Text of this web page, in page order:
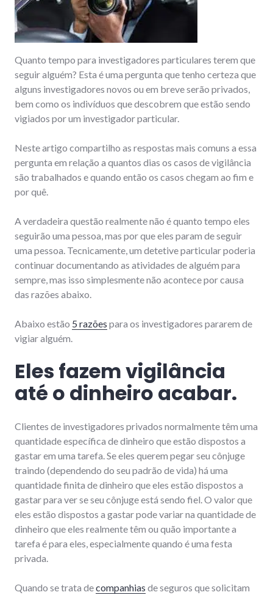
Quanto tempo para investigadores particulares terem que
seguir alguém? Esta é uma pergunta que tenho certeza que
alguns investigadores novos ou em breve serão privados,
bem como os indivíduos que descobrem que estão sendo
vigiados por um investigador particular.
Neste artigo compartilho as respostas mais comuns a essa
pergunta em relação a quantos dias os casos de vigilância
são trabalhados e quando então os casos chegam ao fim e
por quê.
A verdadeira questão realmente não é quanto tempo eles
seguirão uma pessoa, mas por que eles param de seguir
uma pessoa. Tecnicamente, um detetive particular poderia
continuar documentando as atividades de alguém para
sempre, mas isso simplesmente não acontece por causa
das razões abaixo.
Abaixo estão 5 razões para os investigadores pararem de
vigiar alguém.
Eles fazem vigilância
até o dinheiro acabar.
Clientes de investigadores privados normalmente têm uma
quantidade específica de dinheiro que estão dispostos a
gastar em uma tarefa. Se eles querem pegar seu cônjuge
traindo (dependendo do seu padrão de vida) há uma
quantidade finita de dinheiro que eles estão dispostos a
gastar para ver se seu cônjuge está sendo fiel. O valor que
eles estão dispostos a gastar pode variar na quantidade de
dinheiro que eles realmente têm ou quão importante a
tarefa é para eles, especialmente quando é uma festa
privada.
Quando se trata decompanhias de seguros que solicitam